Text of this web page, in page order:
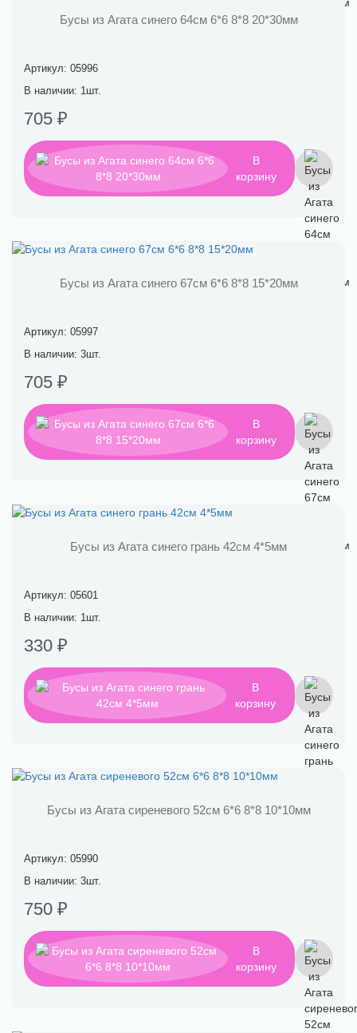
Бусы из Агата синего 64см 6*6 8*8 20*30мм
Артикул: 05996
В наличии: 1шт.
705 ₽
В
корзину
Бусы из Агата синего 67см 6*6 8*8 15*20мм
Артикул: 05997
В наличии: 3шт.
705 ₽
В
корзину
Бусы из Агата синего грань 42см 4*5мм
Артикул: 05601
В наличии: 1шт.
330 ₽
В
корзину
Бусы из Агата сиреневого 52см 6*6 8*8 10*10мм
Артикул: 05990
В наличии: 3шт.
750 ₽
В
корзину